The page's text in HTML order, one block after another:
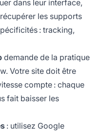
dans leur interface,
les supports
: tracking,
demande de la pratique
Votre site doit être
compte : chaque
fait baisser les
: utilisez Google